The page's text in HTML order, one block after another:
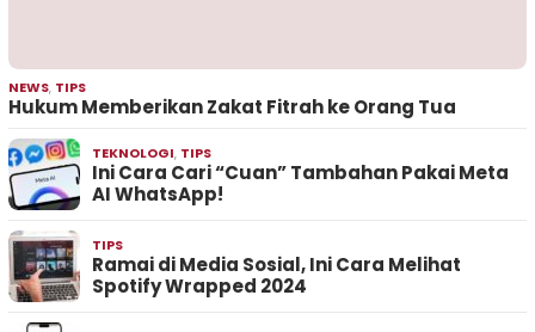
NEWS, TIPS
Hukum Memberikan Zakat Fitrah ke Orang Tua
TEKNOLOGI, TIPS
Ini Cara Cari “Cuan” Tambahan Pakai Meta
AI WhatsApp!
TIPS
Ramai di Media Sosial, Ini Cara Melihat
Spotify Wrapped 2024